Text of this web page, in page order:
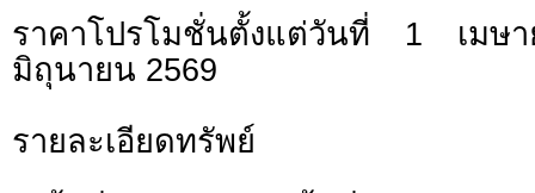
ราคาโปรโมชั่นตั้งแต่วันที่ 1 เม
มิถุนายน 2569
รายละเอียดทรัพย์